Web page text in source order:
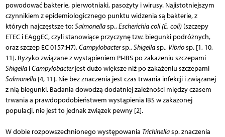
powodować bakterie, pierwotniaki, pasożyty i wirusy. Najistotniejszym
czynnikiem z epidemiologicznego punktu widzenia są bakterie, z
których najczęstsze to:Salmonellasp.,Escherichia coli (E. coli) (szczepy
ETEC i EAggEC, czyli stanowiące przyczynę tzw. biegunki podróżnych,
oraz szczep EC 0157:H7),Campylobactersp.,Shigellasp., Vibriosp. [1, 10,
11]. Ryzyko związane z wystąpieniem PI-IBS po zakażeniu szczepami
Shigella iCampylobacterjest dużo większe niż po zakażeniu szczepami
Salmonella [4, 11]. Nie bez znaczenia jest czas trwania infekcji i związanej
z nią biegunki. Badania dowodzą dodatniej zależności między czasem
trwania a prawdopodobieństwem wystąpienia IBS w zakażonej
populacji, nie jest to jednak związek pewny [2].
W dobie rozpowszechnionego występowania Trichinellasp. znaczenia